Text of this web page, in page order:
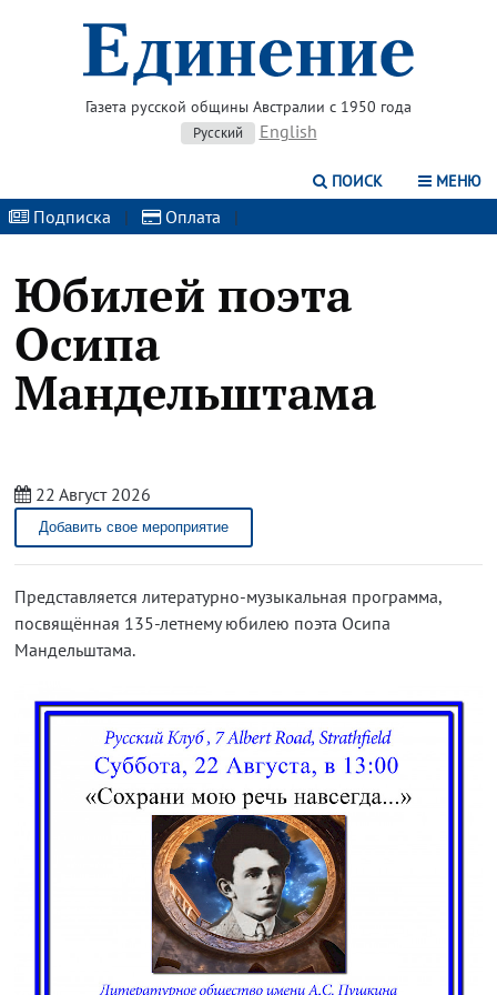
Газета русской общины Австралии с 1950 года
Русский English
ПОИСК МЕНЮ
Подписка | Оплата |
Юбилей поэта
Осипа
Мандельштама
22 Август 2026
Добавить свое мероприятие
Представляется литературно-музыкальная программа,
посвящённая 135-летнему юбилею поэта Осипа
Мандельштама.